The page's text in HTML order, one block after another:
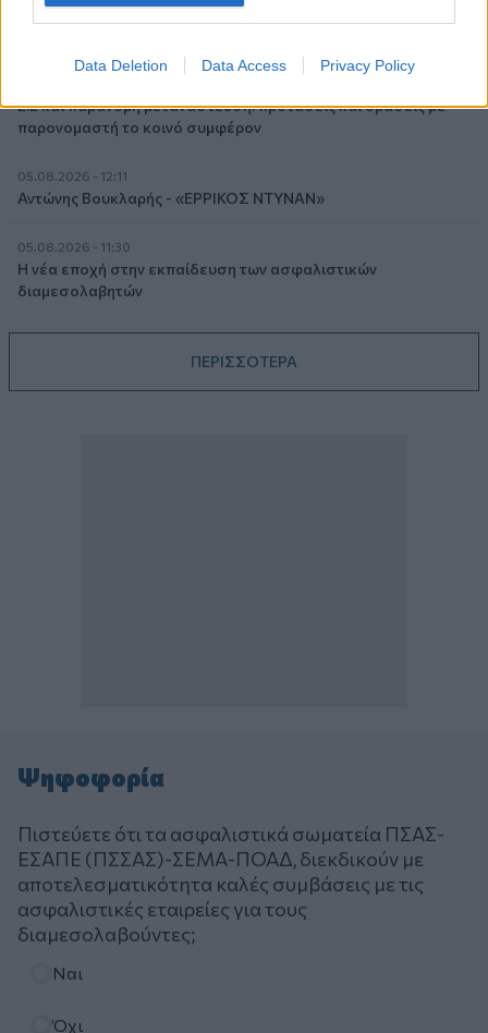
Data Deletion Data Access Privacy Policy
μπορεί να έχουμε θεραπεία που αναστέλλει την εξέλιξη του
Ε.Ε και παράνομη μετανάστευση: προτάσεις και δράσεις με
παρονομαστή το κοινό συμφέρον
05.08.2026 - 12:11
Αντώνης Βουκλαρής - «ΕΡΡΙΚΟΣ ΝΤΥΝΑΝ»
05.08.2026 - 11:30
Η νέα εποχή στην εκπαίδευση των ασφαλιστικών
διαμεσολαβητών
ΠΕΡΙΣΣΟΤΕΡΑ
Ψηφοφορία
Πιστεύετε ότι τα ασφαλιστικά σωματεία ΠΣΑΣ-
ΕΣΑΠΕ (ΠΣΣΑΣ)-ΣΕΜΑ-ΠΟΑΔ, διεκδικούν με
αποτελεσματικότητα καλές συμβάσεις με τις
ασφαλιστικές εταιρείες για τους
διαμεσολαβούντες;
Ναι
Όχι